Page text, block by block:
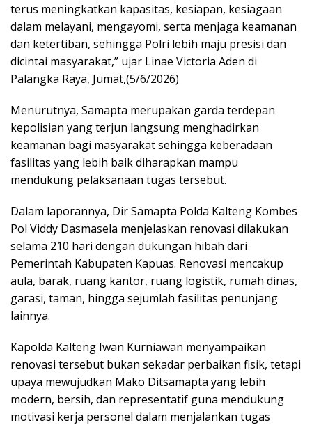
terus meningkatkan kapasitas, kesiapan, kesiagaan
dalam melayani, mengayomi, serta menjaga keamanan
dan ketertiban, sehingga Polri lebih maju presisi dan
dicintai masyarakat,” ujar Linae Victoria Aden di
Palangka Raya, Jumat,(5/6/2026)
Menurutnya, Samapta merupakan garda terdepan
kepolisian yang terjun langsung menghadirkan
keamanan bagi masyarakat sehingga keberadaan
fasilitas yang lebih baik diharapkan mampu
mendukung pelaksanaan tugas tersebut.
Dalam laporannya, Dir Samapta Polda Kalteng Kombes
Pol Viddy Dasmasela menjelaskan renovasi dilakukan
selama 210 hari dengan dukungan hibah dari
Pemerintah Kabupaten Kapuas. Renovasi mencakup
aula, barak, ruang kantor, ruang logistik, rumah dinas,
garasi, taman, hingga sejumlah fasilitas penunjang
lainnya.
Kapolda Kalteng Iwan Kurniawan menyampaikan
renovasi tersebut bukan sekadar perbaikan fisik, tetapi
upaya mewujudkan Mako Ditsamapta yang lebih
modern, bersih, dan representatif guna mendukung
motivasi kerja personel dalam menjalankan tugas